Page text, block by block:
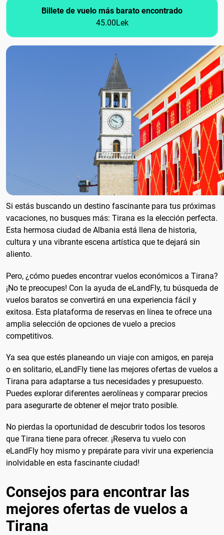
Billete de vuelo más barato encontrado
45.00Lek
Si estás buscando un destino fascinante para tus próximas
vacaciones, no busques más: Tirana es la elección perfecta.
Esta hermosa ciudad de Albania está llena de historia,
cultura y una vibrante escena artística que te dejará sin
aliento.
Pero, ¿cómo puedes encontrar vuelos económicos a Tirana?
¡No te preocupes! Con la ayuda de eLandFly, tu búsqueda de
vuelos baratos se convertirá en una experiencia fácil y
exitosa. Esta plataforma de reservas en línea te ofrece una
amplia selección de opciones de vuelo a precios
competitivos.
Ya sea que estés planeando un viaje con amigos, en pareja
o en solitario, eLandFly tiene las mejores ofertas de vuelos a
Tirana para adaptarse a tus necesidades y presupuesto.
Puedes explorar diferentes aerolíneas y comparar precios
para asegurarte de obtener el mejor trato posible.
No pierdas la oportunidad de descubrir todos los tesoros
que Tirana tiene para ofrecer. ¡Reserva tu vuelo con
eLandFly hoy mismo y prepárate para vivir una experiencia
inolvidable en esta fascinante ciudad!
Consejos para encontrar las
mejores ofertas de vuelos a
Tirana